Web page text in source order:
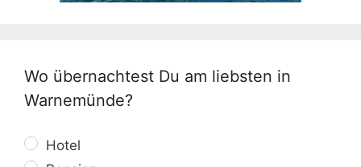
Wo übernachtest Du am liebsten in
Warnemünde?
Hotel